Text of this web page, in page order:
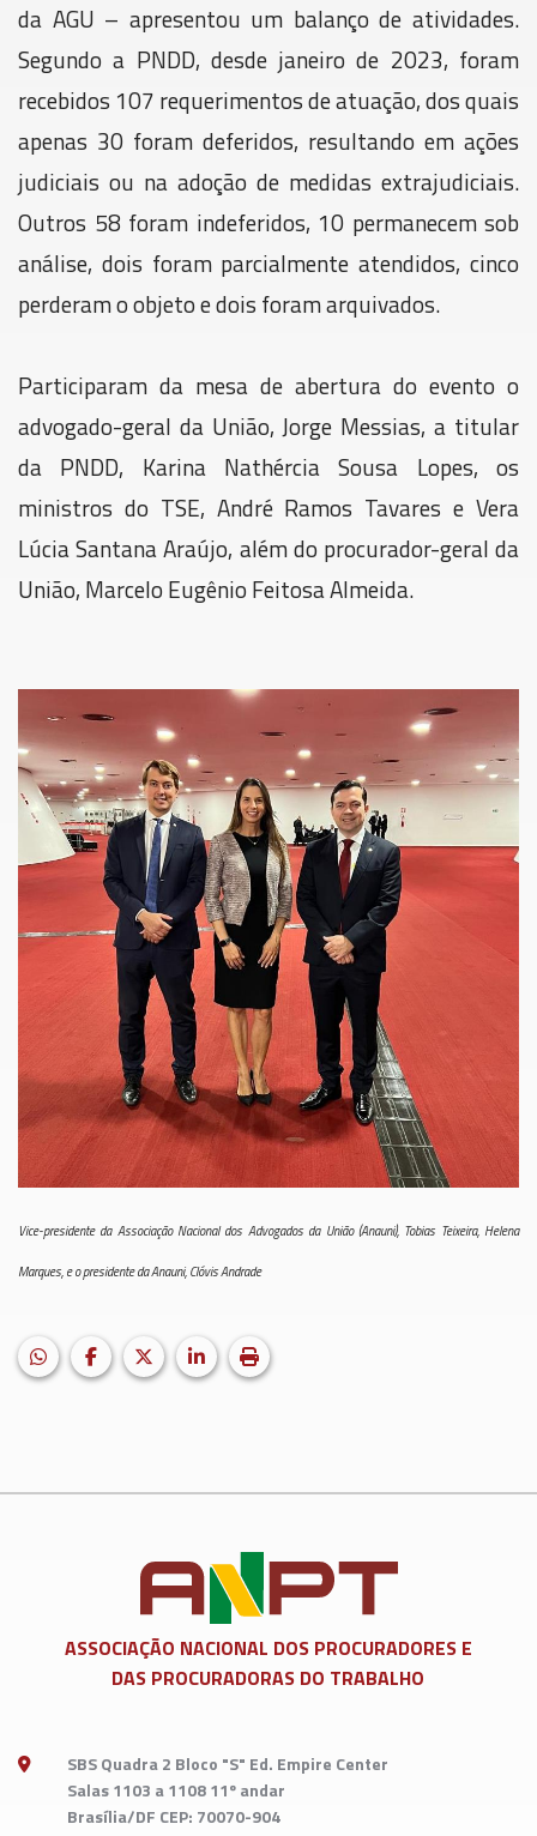
da AGU – apresentou um balanço de atividades.
Segundo a PNDD, desde janeiro de 2023, foram
recebidos 107 requerimentos de atuação, dos quais
apenas 30 foram deferidos, resultando em ações
judiciais ou na adoção de medidas extrajudiciais.
Outros 58 foram indeferidos, 10 permanecem sob
análise, dois foram parcialmente atendidos, cinco
perderam o objeto e dois foram arquivados.
Participaram da mesa de abertura do evento o
advogado-geral da União, Jorge Messias, a titular
da PNDD, Karina Nathércia Sousa Lopes, os
ministros do TSE, André Ramos Tavares e Vera
Lúcia Santana Araújo, além do procurador-geral da
União, Marcelo Eugênio Feitosa Almeida.
Vice-presidente da Associação Nacional dos Advogados da União (Anauni), Tobias Teixeira, Helena
Marques, e o presidente da Anauni, Clóvis Andrade
Facebook LinkedIn
X (formerly Twitter)
HELIX_ULTIMATE_SHARE_WHATSAPP
Imprimir matéria
ASSOCIAÇÃO NACIONAL DOS PROCURADORES E
DAS PROCURADORAS DO TRABALHO
SBS Quadra 2 Bloco "S" Ed. Empire Center
Salas 1103 a 1108 11º andar
Brasília/DF CEP: 70070-904